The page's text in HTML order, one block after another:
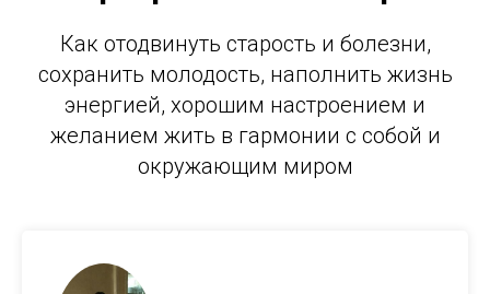
Как отодвинуть старость и болезни,
сохранить молодость, наполнить жизнь
энергией, хорошим настроением и
желанием жить в гармонии с собой и
окружающим миром